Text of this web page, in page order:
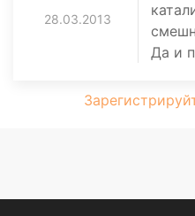
28.03.2013
Да и